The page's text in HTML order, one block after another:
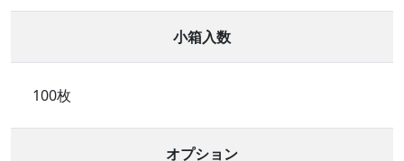
小箱入数
100枚
オプション